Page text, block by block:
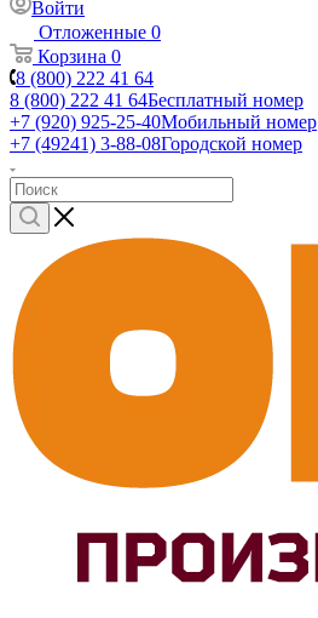
Войти
Отложенные 0
Корзина 0
8 (800) 222 41 64
8 (800) 222 41 64Бесплатный номер
+7 (920) 925-25-40Мобильный номер
+7 (49241) 3-88-08Городской номер